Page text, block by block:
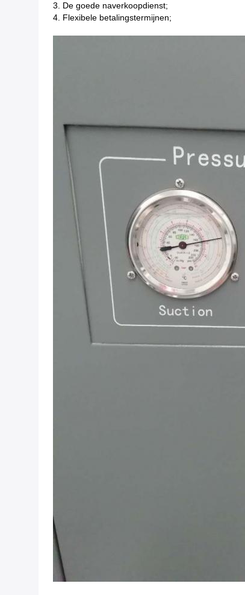
3. De goede naverkoopdienst;
4. Flexibele betalingstermijnen;